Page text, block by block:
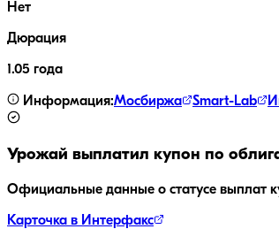
Нет
Дюрация
1.05 года
Информация:Мосбиржа Smart-Lab
Урожай выплатил купон по
Официальные данные о статусе выплат
Карточка в Интерфакс